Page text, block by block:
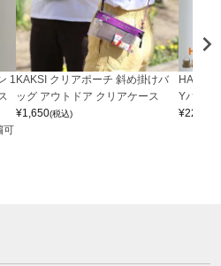
1
可
KAKSI クリアポーチ 斜め掛けバ
ッグ アウトドア クリアケース
¥1,650(税込)
Yバッグ
¥22,000